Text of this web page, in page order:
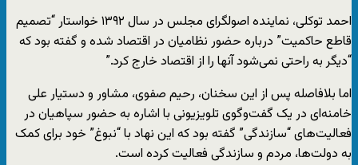
احمد توکلی، نماینده اصولگرای مجلس در سال ۱۳۹۲ خواستار “تصمیم
قاطع حاکمیت” درباره حضور نظامیان در اقتصاد شده و گفته بود که
“دیگر به راحتی نمی‌شود آنها را از اقتصاد خارج کرد.”
اما بلافاصله پس از این سخنان، رحیم صفوی، مشاور و دستیار علی
خامنه‌ای در یک گفت‌وگوی تلویزیونی با اشاره به حضور سپاهیان در
فعالیت‌های “سازندگی” گفته بود که این نهاد با “نبوغ” خود برای کمک
به دولت‌ها، مردم و سازندگی فعالیت کرده است.